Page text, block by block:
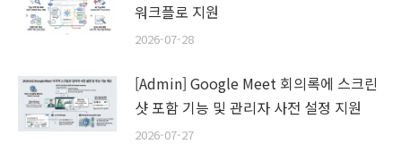
워크플로 지원
2026-07-28
[Admin] Google Meet 회의록에 스크린
샷 포함 기능 및 관리자 사전 설정 지원
2026-07-27